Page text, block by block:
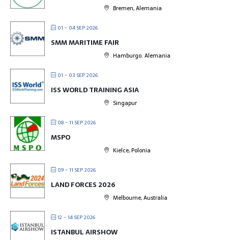
Bremen, Alemania
01 - 04 SEP 2026
SMM MARITIME FAIR
Hamburgo. Alemania
01 - 03 SEP 2026
ISS WORLD TRAINING ASIA
Singapur
08 - 11 SEP 2026
MSPO
Kielce, Polonia
09 - 11 SEP 2026
LAND FORCES 2026
Melbourne, Australia
12 - 14 SEP 2026
ISTANBUL AIRSHOW